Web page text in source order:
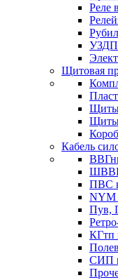
Реле
УЗДП
Щитовая
Щиты
Щиты
Кабель
ПВС
NYM
Пув,
КГтп
СИП